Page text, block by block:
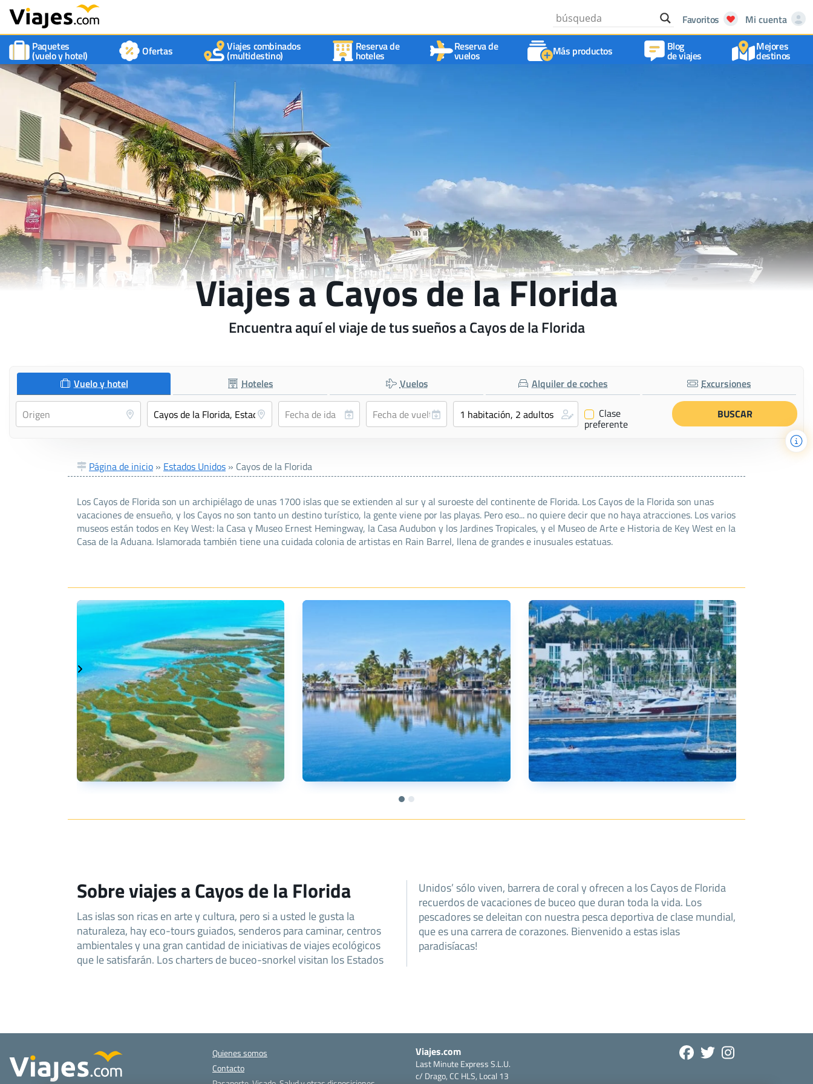
Favoritos
Mi cuenta
Paquetes
(vuelo y hotel) Ofertas Viajes combinados
(multidestino)
Reserva de
hoteles
Reserva de
vuelos Más productos Blog
de viajes
Mejores
destinos
Viajes a Cayos de la Florida
Encuentra aquí el viaje de tus sueños a Cayos de la Florida
Vuelo y hotel Hoteles Vuelos Alquiler de coches Excursiones
✔ Clase
preferente
Página de inicio » Estados Unidos » Cayos de la Florida
Los Cayos de Florida son un archipiélago de unas 1700 islas que se extienden al sur y al suroeste del continente de Florida. Los Cayos de la Florida son unas
vacaciones de ensueño, y los Cayos no son tanto un destino turístico, la gente viene por las playas. Pero eso... no quiere decir que no haya atracciones. Los varios
museos están todos en Key West: la Casa y Museo Ernest Hemingway, la Casa Audubon y los Jardines Tropicales, y el Museo de Arte e Historia de Key West en la
Casa de la Aduana. Islamorada también tiene una cuidada colonia de artistas en Rain Barrel, llena de grandes e inusuales estatuas.
Sobre viajes a Cayos de la Florida
Las islas son ricas en arte y cultura, pero si a usted le gusta la
naturaleza, hay eco-tours guiados, senderos para caminar, centros
ambientales y una gran cantidad de iniciativas de viajes ecológicos
que le satisfarán. Los charters de buceo-snorkel visitan los Estados
Unidos’ sólo viven, barrera de coral y ofrecen a los Cayos de Florida
recuerdos de vacaciones de buceo que duran toda la vida. Los
pescadores se deleitan con nuestra pesca deportiva de clase mundial,
que es una carrera de corazones. Bienvenido a estas islas
paradisíacas!
Quienes somos
Contacto
Viajes.com
Last Minute Express S.L.U.
c/ Drago, CC HLS, Local 13